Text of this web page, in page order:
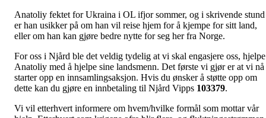
Anatoliy fektet for Ukraina i OL ifjor sommer, og i skrivende stund
er han usikker på om han vil reise hjem for å kjempe for sitt land,
eller om han kan gjøre bedre nytte for seg her fra Norge.
For oss i Njård ble det veldig tydelig at vi skal engasjere oss, hjelpe
Anatoliy med å hjelpe sine landsmenn. Det første vi gjør er at vi nå
starter opp en innsamlingsaksjon. Hvis du ønsker å støtte opp om
dette kan du gjøre en innbetaling til Njård Vipps 103379.
Vi vil etterhvert informere om hvem/hvilke formål som mottar vår